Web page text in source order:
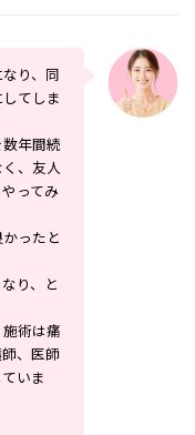
り、同
てしま
年間続
、友人
ってみ
ったと
り、と
術は痛
、医師
いま